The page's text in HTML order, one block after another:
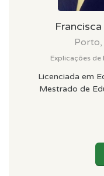
Explicações
Licenciada em
Mestrado de